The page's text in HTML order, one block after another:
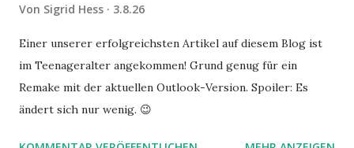
Von Sigrid Hess 3.8.26
Einer unserer erfolgreichsten Artikel auf diesem Blog ist
im Teenageralter angekommen! Grund genug für ein
Remake mit der aktuellen Outlook-Version. Spoiler: Es
ändert sich nur wenig. 😉